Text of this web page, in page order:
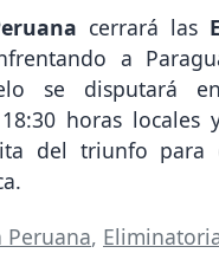
cerrará las
a
se disputará
horas locales
del triunfo para
Peruana,